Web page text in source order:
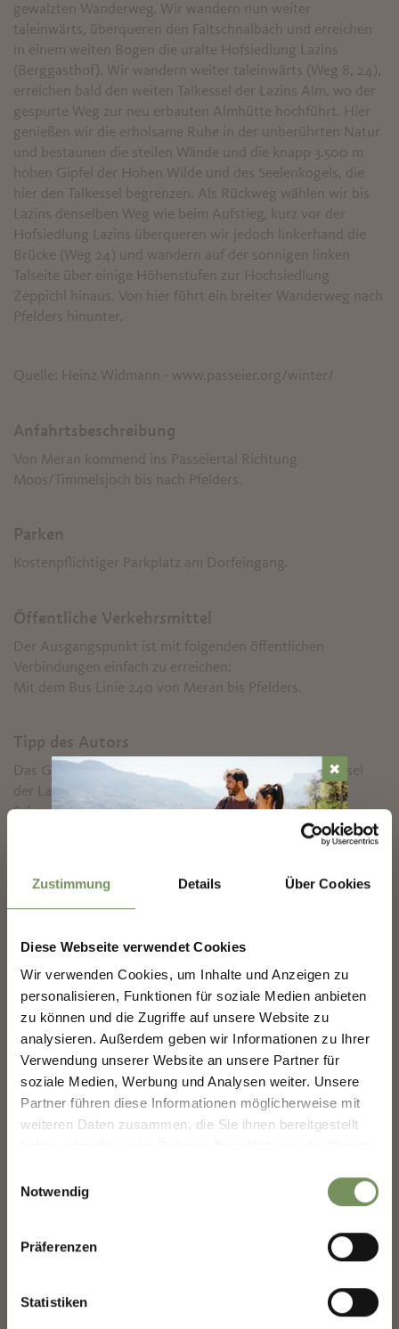
Zustimmung Details Über Cookies
Diese Webseite verwendet Cookies
Wir verwenden Cookies, um Inhalte und Anzeigen zu
personalisieren, Funktionen für soziale Medien anbieten
zu können und die Zugriffe auf unsere Website zu
analysieren. Außerdem geben wir Informationen zu Ihrer
Verwendung unserer Website an unsere Partner für
soziale Medien, Werbung und Analysen weiter. Unsere
Partner führen diese Informationen möglicherweise mit
weiteren Daten zusammen, die Sie ihnen bereitgestellt
Notwendig
Präferenzen
Statistiken
gewalzten Wanderweg. Wir wandern nun weiter
taleinwärts, überqueren den Faltschnalbach und erreichen
in einem weiten Bogen die uralte Hofsiedlung Lazins
(Berggasthof). Wir wandern weiter taleinwärts (Weg 8, 24),
erreichen bald den weiten Talkessel der Lazins Alm, wo der
gespurte Weg zur neu erbauten Almhütte hochführt. Hier
genießen wir die erholsame Ruhe in der unberührten Natur
und bestaunen die steilen Wände und die knapp 3.500 m
hohen Gipfel der Hohen Wilde und des Seelenkogels, die
hier den Talkessel begrenzen. Als Rückweg wählen wir bis
Lazins denselben Weg wie beim Aufstieg, kurz vor der
Hofsiedlung Lazins überqueren wir jedoch linkerhand die
Brücke (Weg 24) und wandern auf der sonnigen linken
Talseite über einige Höhenstufen zur Hochsiedlung
Zeppichl hinaus. Von hier führt ein breiter Wanderweg nach
Pfelders hinunter.
Quelle: Heinz Widmann - www.passeier.org/winter/
Anfahrtsbeschreibung
Von Meran kommend ins Passeiertal Richtung
Moos/Timmelsjoch bis nach Pfelders.
Parken
Kostenpflichtiger Parkplatz am Dorfeingang.
Öffentliche Verkehrsmittel
Der Ausgangspunkt ist mit folgenden öffentlichen
Verbindungen einfach zu erreichen:
Mit dem Bus Linie 240 von Meran bis Pfelders.
Tipp des Autors
Das Gelände um die Hofsiedlung Lazins und im Talkessel
der Lazins Alm eignet sich vorzüglich zum
Schneeschuhwandern. Außerhalb der gespurten
Wegabschnitte ist jedoch erhöhte Vorsicht geboten! Eine
Nähe des Wanderweges ebenfalls von Pfelders bis zur
Lazins Alm, allerdings müssen einige steile Anstiege
überwunden werden.
Infos zur Tour
Status gesperrt
Dauer 2:30 h
Länge 8,6 km
Schwierigkeit leicht
Höhenmeter bergauf
250 hm
Höhenmeter bergab
GPX-DATEN DOWNLOADEN
Passeiertal
✖
Entdecke das Beste von Marling!🌄
Melde dich jetzt für unseren Newsletter an und sei
der Erste, der über exklusive Angebote, besondere
Veranstaltungen und versteckte Tipps für den
nächsten Besuch in Marling informiert wird!
👉 Jetzt anmelden unddeinen Urlaub in Marling
noch schöner machen!
Vorname